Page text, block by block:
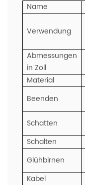
Name
Verwendung
Abmessungen
in Zoll
Material
Beenden
Schatten
Schalten
Glühbirnen
Kabel